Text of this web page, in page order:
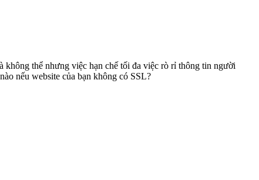
thể nhưng việc hạn chế tối đa việc rò rỉ thông tin người
nếu website của bạn không có SSL?